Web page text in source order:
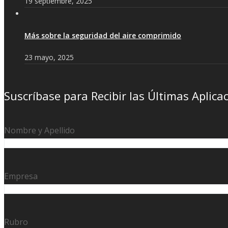
Más sobre la seguridad del aire comprimido
23 mayo, 2025
Suscríbase para Recibir las Últimas
Nombre y Apellido
Empresa
Rubro